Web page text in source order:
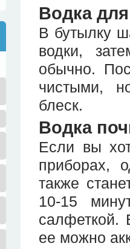
Водка
В бутылку
водки,
обычно.
чистыми,
блеск.
Водка
Если вы
приборах,
также
10-15
салфеткой.
ее можно